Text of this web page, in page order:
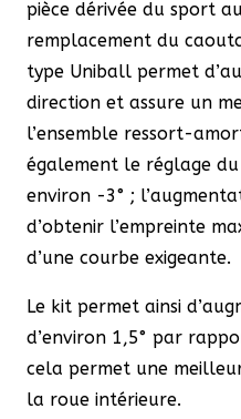
pièce dérivée du sport
remplacement du
type Uniball permet
direction et assure un
l’ensemble ressort-
également le réglage du
environ -3° ;
d’obtenir l’empreinte
d’une courbe exigeante.
Le kit permet ainsi
d’environ 1,5° par
cela permet une
la roue intérieure.